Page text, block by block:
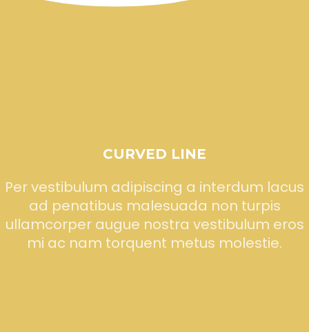
CURVED LINE
Per vestibulum adipiscing a interdum lacus
ad penatibus malesuada non turpis
ullamcorper augue nostra vestibulum eros
mi ac nam torquent metus molestie.